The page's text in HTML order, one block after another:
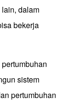
dalam
bekerja
sistem
pertumbuhan